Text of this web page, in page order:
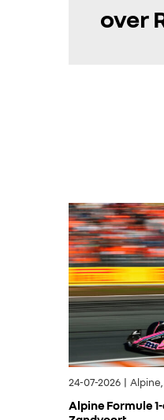
over
24-07-2026 |
Alpine Formule